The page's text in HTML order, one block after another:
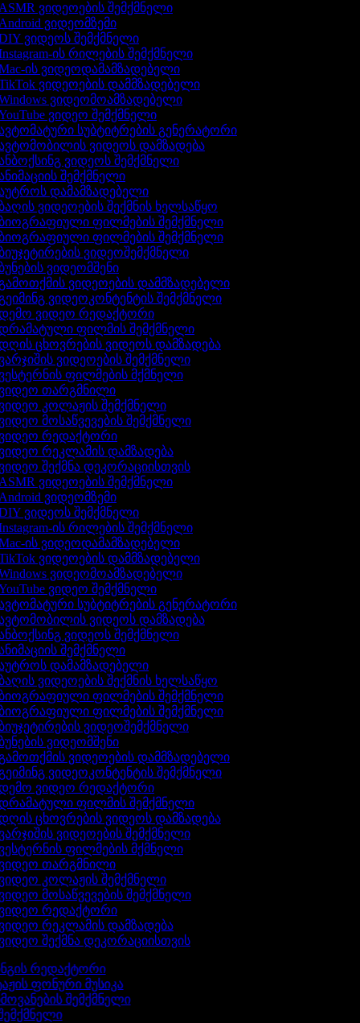
ვიდეოების შემქმნელი
ვიდეომზემი
ვიდეოს შემქმნელი
ის რილების შემქმნელი
ის ვიდეოდამამზადებელი
ვიდეოების დამმზადებელი
ვიდეომოამზადებელი
ვიდეო შემქმნელი
სუბტიტრების გენერატორი
ვიდეოს დამზადება
ვიდეოს შემქმნელი
შემქმნელი
დამამზადებელი
ვიდეოების შექმნის ხელსაწყო
ფილმების შემქმნელი
ფილმების შემქმნელი
ვიდეოშემქმნელი
ვიდეომშენი
ვიდეოების დამმზადებელი
ვიდეოკონტენტის შემქმნელი
ვიდეო რედაქტორი
ფილმის შემქმნელი
ცხოვრების ვიდეოს დამზადება
ვიდეოების შემქმნელი
ფილმების მქმნელი
თარგმნილი
კოლაჟის შემქმნელი
მოსაწვევების შემქმნელი
რედაქტორი
რეკლამის დამზადება
შექმნა დეკორაციისთვის
ვიდეოების შემქმნელი
ვიდეომზემი
ვიდეოს შემქმნელი
ის რილების შემქმნელი
ის ვიდეოდამამზადებელი
ვიდეოების დამმზადებელი
ვიდეომოამზადებელი
ვიდეო შემქმნელი
სუბტიტრების გენერატორი
ვიდეოს დამზადება
ვიდეოს შემქმნელი
შემქმნელი
დამამზადებელი
ვიდეოების შექმნის ხელსაწყო
ფილმების შემქმნელი
ფილმების შემქმნელი
ვიდეოშემქმნელი
ვიდეომშენი
ვიდეოების დამმზადებელი
ვიდეოკონტენტის შემქმნელი
ვიდეო რედაქტორი
ფილმის შემქმნელი
ცხოვრების ვიდეოს დამზადება
ვიდეოების შემქმნელი
ფილმების მქმნელი
თარგმნილი
კოლაჟის შემქმნელი
მოსაწვევების შემქმნელი
რედაქტორი
რეკლამის დამზადება
შექმნა დეკორაციისთვის
რედაქტორი
ფონური მუსიკა
შემქმნელი